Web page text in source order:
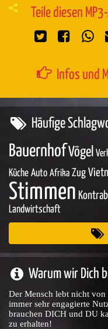
Teile diesen
Infos und
Häufige
BauernhofVögel
Küche Auto Afrika Zug
Stimmen
Landwirtschaft
Warum wir Dich
Der Mensch lebt nicht
immer sehr engagierte
brauchen DICH und DU
zu erhalten!